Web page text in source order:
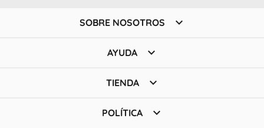
SOBRE NOSOTROS 
AYUDA 
TIENDA 
POLÍTICA 